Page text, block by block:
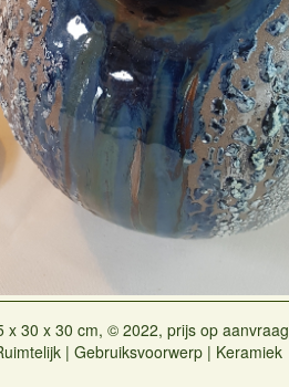
x 30 x 30 cm, © 2022, prijs op aanvraag
| Gebruiksvoorwerp | Keramiek